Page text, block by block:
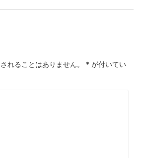
れることはありません。 * が付いてい